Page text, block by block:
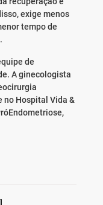
exige menos
tempo de
de
A ginecologista
no Hospital Vida &